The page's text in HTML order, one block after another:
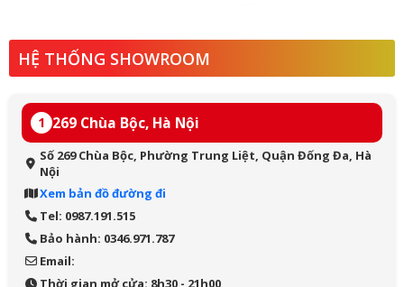
HỆ THỐNG SHOWROOM
1 269 Chùa Bộc, Hà Nội
Số 269 Chùa Bộc, Phường Trung Liệt, Quận Đống Đa, Hà
Nội
Xem bản đồ đường đi
Tel: 0987.191.515
Bảo hành: 0346.971.787
Email:
Thời gian mở cửa: 8h30 - 21h00